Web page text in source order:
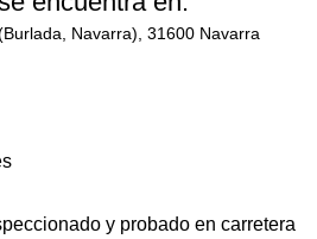
Navarra), 31600 Navarra
y probado en carretera